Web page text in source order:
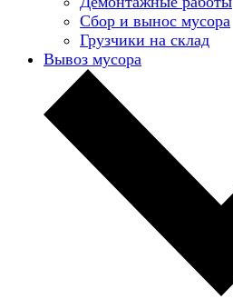
Сбор и вынос мусора
Грузчики на склад
Вывоз мусора